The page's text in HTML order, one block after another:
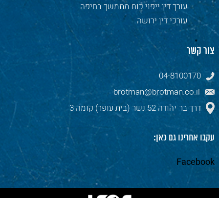
עורך דין ייפוי כוח מתמשך בחיפה
עורכי דין ירושה
צור קשר
04-8100170
brotman@brotman.co.il
דרך בר-יהודה 52 נשר (בית עופר) קומה 3
עקבו אחרינו גם כאן:
Facebook